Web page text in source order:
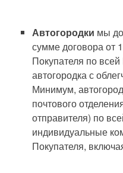
Автогородки мы
сумме договора от
Покупателя по
автогородка с
Минимум,
почтового
отправителя) по
индивидуальные
Покупателя,